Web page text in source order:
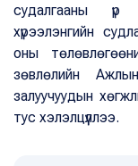
судалгааны үр
хүрээлэнгийн
оны
зөвлөлийн
залуучуудын
тус хэлэлцүүллээ.